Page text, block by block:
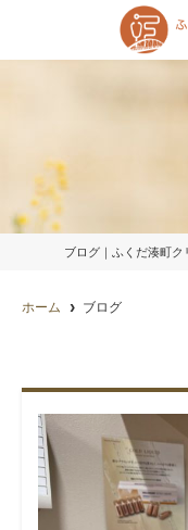
ブログ｜ふくだ湊町
ホーム ブログ